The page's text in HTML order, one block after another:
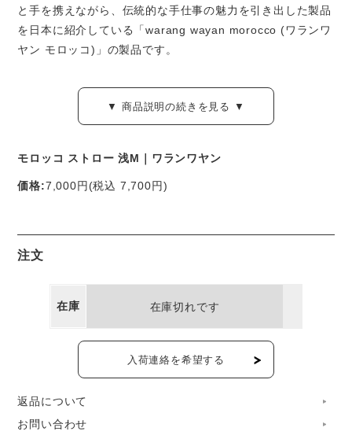
と手を携えながら、伝統的な手仕事の魅力を引き出した製品
を日本に紹介している「warang wayan morocco (ワランワ
ヤン モロッコ)」の製品です。
ストンとしたシルエットが使いやすい「ストローバスケッ
ト」はワランワヤンの多彩なかご製品の中でも最定番の一
こちらは 「浅型」「Mサイズ」 のページです。
す。
安定感よく自立する長方形のシルエット。日々のおでかけに
はもちろん、車での移動や、お家の中での収納にも活躍しま
▼ 商品説明の続きを見る ▼
モロッコ ストロー 浅M｜ワランワヤン
価格:7,000円 (税込 7,700円)
注文
在庫 在庫切れです
入荷連絡を希望する
返品について
お問い合わせ